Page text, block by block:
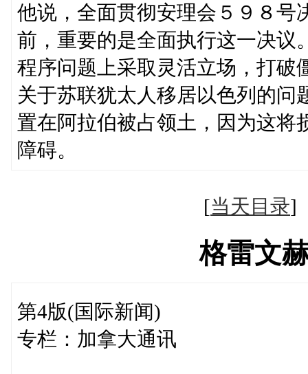
他说，全面贯彻安理会５９８号
前，重要的是全面执行这一决议
程序问题上采取灵活立场，打破
关于苏联犹太人移居以色列的问
置在阿拉伯被占领土，因为这将
障碍。
[当天目录
格雷文
第4版(国际新闻)
专栏：加拿大通讯